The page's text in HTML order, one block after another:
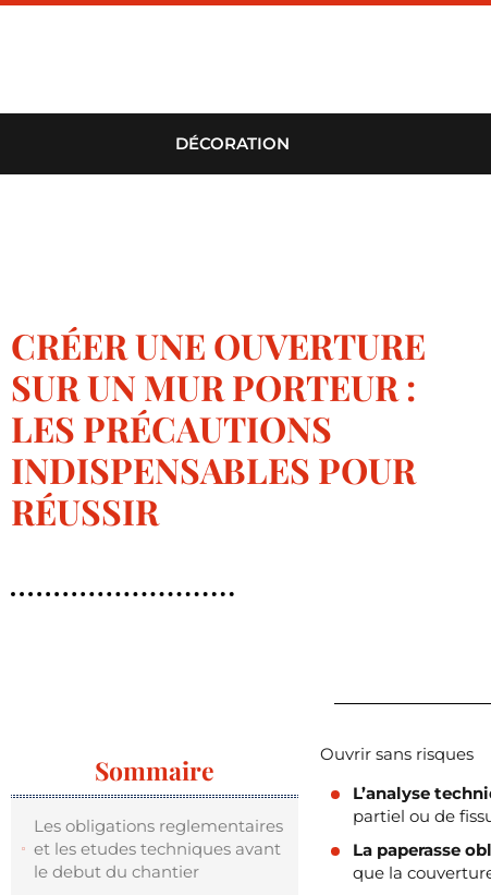
DÉCORATION
CRÉER UNE OUVERTURE
SUR UN MUR PORTEUR :
LES PRÉCAUTIONS
INDISPENSABLES POUR
RÉUSSIR
Sommaire
Les obligations reglementaires
et les etudes techniques avant
le debut du chantier
Ouvrir sans risques
L’analyse
partiel ou de
La paperasse
que la